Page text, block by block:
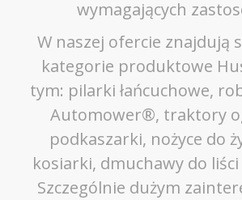
wymagających
W naszej ofercie znajdują
kategorie produktowe
tym: pilarki łańcuchowe,
Automower®, traktory
podkaszarki, nożyce do
kosiarki, dmuchawy do
Szczególnie dużym